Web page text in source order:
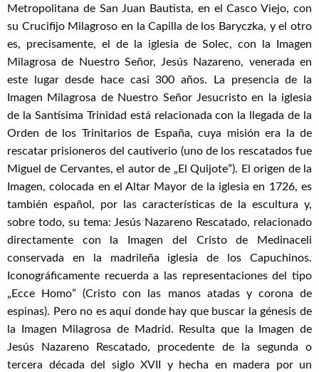
Metropolitana de San Juan Bautista, en el Casco Viejo, con
su Crucifijo Milagroso en la Capilla de los Baryczka, y el otro
es, precisamente, el de la iglesia de Solec, con la Imagen
Milagrosa de Nuestro Señor, Jesús Nazareno, venerada en
este lugar desde hace casi 300 años. La presencia de la
Imagen Milagrosa de Nuestro Señor Jesucristo en la iglesia
de la Santísima Trinidad está relacionada con la llegada de la
Orden de los Trinitarios de España, cuya misión era la de
rescatar prisioneros del cautiverio (uno de los rescatados fue
Miguel de Cervantes, el autor de „El Quijote”). El origen de la
Imagen, colocada en el Altar Mayor de la iglesia en 1726, es
también español, por las características de la escultura y,
sobre todo, su tema: Jesús Nazareno Rescatado, relacionado
directamente con la Imagen del Cristo de Medinaceli
conservada en la madrileña iglesia de los Capuchinos.
Iconográficamente recuerda a las representaciones del tipo
„Ecce Homo” (Cristo con las manos atadas y corona de
espinas). Pero no es aquí donde hay que buscar la génesis de
la Imagen Milagrosa de Madrid. Resulta que la Imagen de
Jesús Nazareno Rescatado, procedente de la segunda o
tercera década del siglo XVII y hecha en madera por un